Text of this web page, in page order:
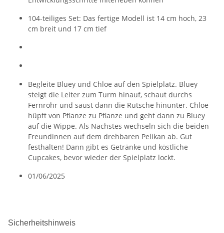
104-teiliges Set: Das fertige Modell ist 14 cm hoch, 23
cm breit und 17 cm tief
Begleite Bluey und Chloe auf den Spielplatz. Bluey
steigt die Leiter zum Turm hinauf, schaut durchs
Fernrohr und saust dann die Rutsche hinunter. Chloe
hüpft von Pflanze zu Pflanze und geht dann zu Bluey
auf die Wippe. Als Nächstes wechseln sich die beiden
Freundinnen auf dem drehbaren Pelikan ab. Gut
festhalten! Dann gibt es Getränke und köstliche
Cupcakes, bevor wieder der Spielplatz lockt.
01/06/2025
Sicherheitshinweis